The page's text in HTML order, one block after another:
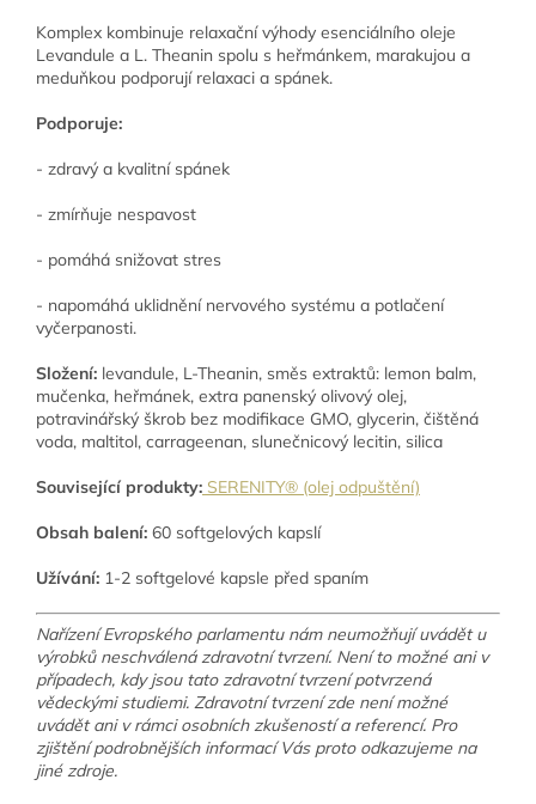
Komplex kombinuje relaxační výhody esenciálního oleje
Levandule a L. Theanin spolu s heřmánkem, marakujou a
meduňkou podporují relaxaci a spánek.
Podporuje:
- zdravý a kvalitní spánek
- zmírňuje nespavost
- pomáhá snižovat stres
- napomáhá uklidnění nervového systému a potlačení
vyčerpanosti.
Složení: levandule, L-Theanin, směs extraktů: lemon balm,
mučenka, heřmánek, extra panenský olivový olej,
potravinářský škrob bez modifikace GMO, glycerin, čištěná
voda, maltitol, carrageenan, slunečnicový lecitin, silica
Související produkty: SERENITY® (olej odpuštění)
Obsah balení: 60 softgelových kapslí
Užívání: 1-2 softgelové kapsle před spaním
Nařízení Evropského parlamentu nám neumožňují uvádět u
výrobků neschválená zdravotní tvrzení. Není to možné ani v
případech, kdy jsou tato zdravotní tvrzení potvrzená
vědeckými studiemi. Zdravotní tvrzení zde není možné
uvádět ani v rámci osobních zkušeností a referencí. Pro
zjištění podrobnějších informací Vás proto odkazujeme na
jiné zdroje.